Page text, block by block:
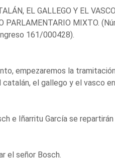
EL GALLEGO Y EL
PARLAMENTARIO MIXTO.
161/000428).
empezaremos la
el gallego y el vasco
e Iñarritu García se repartirán
el señor Bosch.